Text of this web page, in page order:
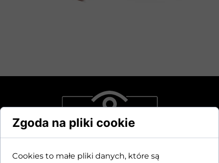
Zgoda na pliki cookie
Cookies to małe pliki danych, które są